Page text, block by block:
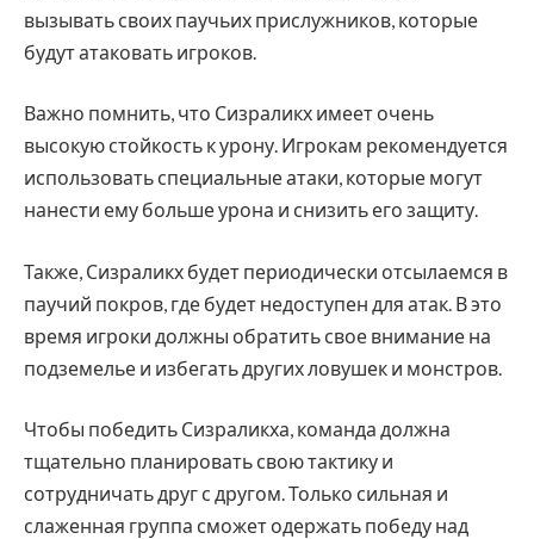
вызывать своих паучьих прислужников, которые
будут атаковать игроков.
Важно помнить, что Сизраликх имеет очень
высокую стойкость к урону. Игрокам рекомендуется
использовать специальные атаки, которые могут
нанести ему больше урона и снизить его защиту.
Также, Сизраликх будет периодически отсылаемся в
паучий покров, где будет недоступен для атак. В это
время игроки должны обратить свое внимание на
подземелье и избегать других ловушек и монстров.
Чтобы победить Сизраликха, команда должна
тщательно планировать свою тактику и
сотрудничать друг с другом. Только сильная и
слаженная группа сможет одержать победу над